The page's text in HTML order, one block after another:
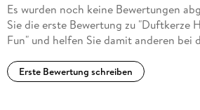
Es wurden noch keine Bewertungen
Sie die erste Bewertung zu "Duftkerze
Fun" und helfen Sie damit anderen bei
Erste Bewertung schreiben